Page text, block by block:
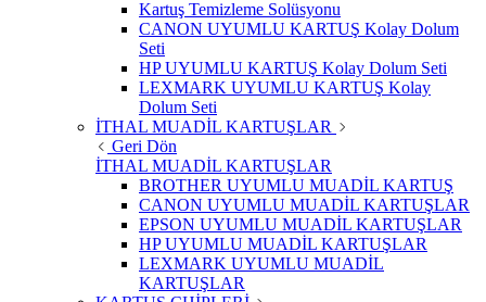
Kartuş Temizleme Solüsyonu
CANON UYUMLU KARTUŞ Kolay Dolum
Seti
HP UYUMLU KARTUŞ Kolay Dolum Seti
LEXMARK UYUMLU KARTUŞ Kolay
Dolum Seti
İTHAL MUADİL KARTUŞLAR
Geri Dön
İTHAL MUADİL KARTUŞLAR
BROTHER UYUMLU MUADİL KARTUŞ
CANON UYUMLU MUADİL KARTUŞLAR
EPSON UYUMLU MUADİL KARTUŞLAR
HP UYUMLU MUADİL KARTUŞLAR
LEXMARK UYUMLU MUADİL
KARTUŞLAR